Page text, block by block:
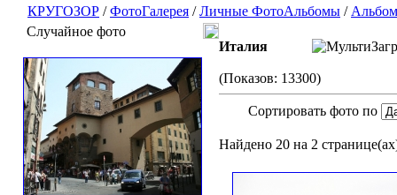
КРУГОЗОР /ФотоГалерея /Личные ФотоАльбомы /
Случайное фото
Италия
(Показов: 13300)
Сортировать фото по
Найдено 20 на 2